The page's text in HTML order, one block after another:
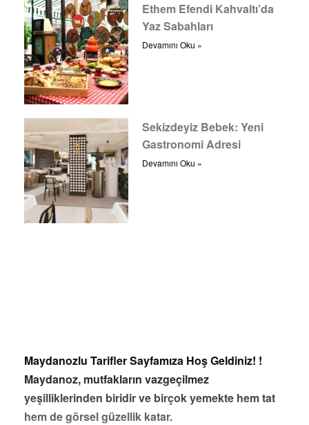
Ethem Efendi Kahvaltı’da
Yaz Sabahları
Devamını Oku »
Sekizdeyiz Bebek: Yeni
Gastronomi Adresi
Devamını Oku »
Maydanozlu Tarifler Sayfamıza Hoş Geldiniz! !
Maydanoz, mutfakların vazgeçilmez
yeşilliklerinden biridir ve birçok yemekte hem tat
hem de görsel güzellik katar.